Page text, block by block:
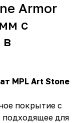
Armor
с
MPL Art Stone
покрытие с
для